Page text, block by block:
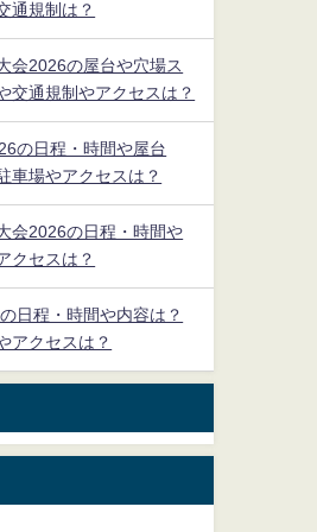
通規制は？
会2026の屋台や穴場ス
交通規制やアクセスは？
の日程・時間や屋台
車場やアクセスは？
会2026の日程・時間や
クセスは？
日程・時間や内容は？
アクセスは？